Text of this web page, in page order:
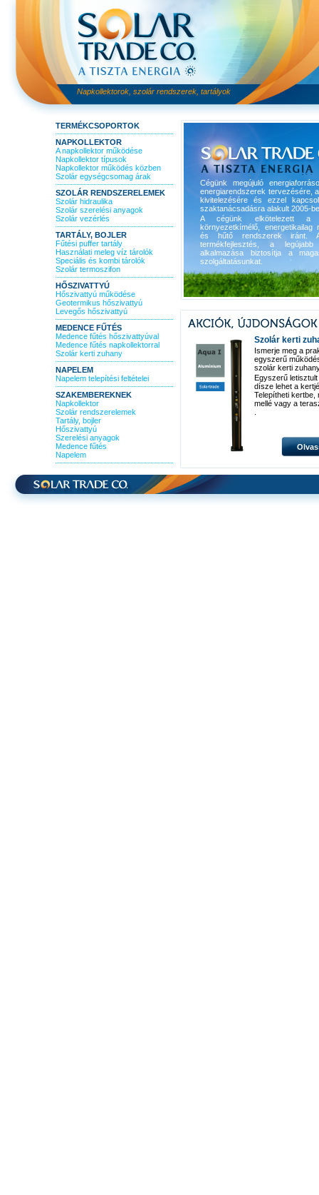
Napkollektorok, szolár rendszerek, tartályok
TERMÉKCSOPORTOK
NAPKOLLEKTOR
A napkollektor működése
Napkollektor típusok
Napkollektor működés közben
Szolár egységcsomag árak
SZOLÁR RENDSZERELEMEK
Szolár hidraulika
Szolár szerelési anyagok
Szolár vezérlés
TARTÁLY, BOJLER
Fűtési puffer tartály
Használati meleg víz tárolók
Speciális és kombi tárolók
Szolár termoszifon
HŐSZIVATTYÚ
Hőszivattyú működése
Geotermikus hőszivattyú
Levegős hőszivattyú
MEDENCE FŰTÉS
Medence fűtés hőszivattyúval
Medence fűtés napkollektorral
Szolár kerti zuhany
NAPELEM
Napelem telepítési feltételei
SZAKEMBEREKNEK
Napkollektor
Szolár rendszerelemek
Tartály, bojler
Hőszivattyú
Szerelési anyagok
Medence fűtés
Napelem
Cégünk megújuló
energiarendszerek tervezésére,
kivitelezésére és ezzel
szaktanácsadásra alakult 2005-
A cégünk elkötelezett a
környezetkímélő, energetikailag
és hűtő rendszerek iránt.
termékfejlesztés, a legújabb
alkalmazása biztosítja a
szolgáltatásunkat.
Szolár kerti
Ismerje meg a
egyszerű
szolár kerti
Egyszerű
dísze lehet a
Telepítheti kertbe,
mellé vagy a